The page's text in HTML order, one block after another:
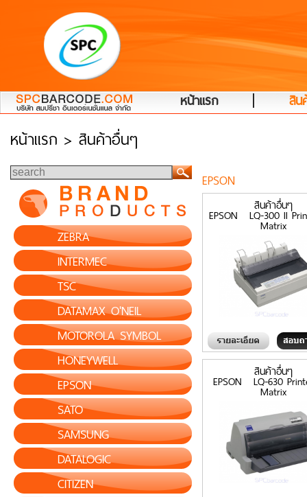
หน้าแรก | สิน
หน้าแรก > สินค้าอื่นๆ
ZEBRA
INTERMEC
TSC
DATAMAX O'NEIL
MOTOROLA SYMBOL
HONEYWELL
EPSON
SATO
SAMSUNG
DATALOGIC
CITIZEN
EPSON
สินค้าอื่นๆ
EPSON LQ-300 II
Matrix
สินค้าอื่นๆ
EPSON LQ-630
Matrix